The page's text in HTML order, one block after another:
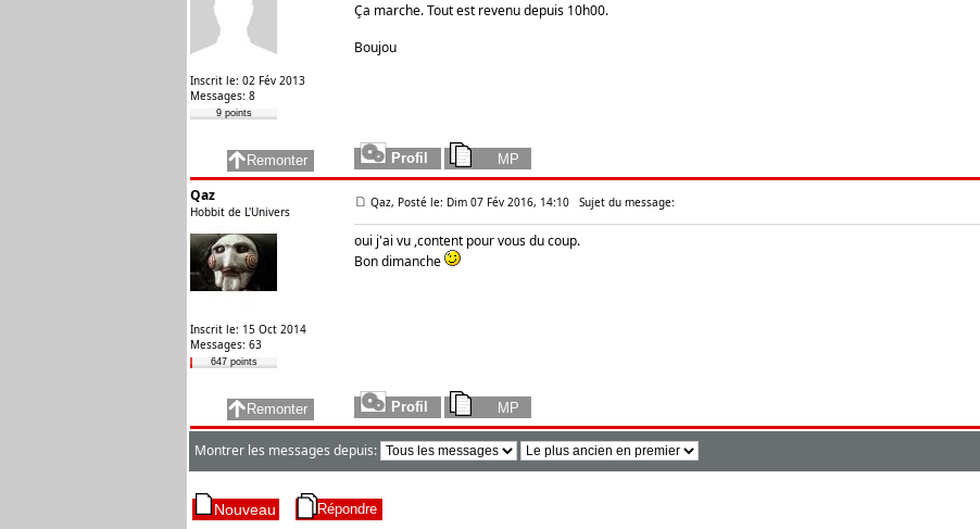
Inscrit le: 02 Fév 2013
Messages: 8
9 points
Ça marche. Tout est revenu depuis 10h00.
Boujou
Qaz
Hobbit de L'Univers
Inscrit le: 15 Oct 2014
Messages: 63
647 points
Qaz, Posté le: Dim 07 Fév 2016, 14:10 Sujet du message:
oui j'ai vu ,content pour vous du coup.
Bon dimanche
Montrer les messages depuis: